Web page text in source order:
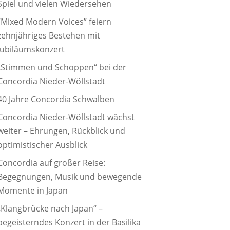
und vielen Wiedersehen
Modern Voices” feiern
Bestehen mit
und Schoppen“ bei der
Nieder-Wöllstadt
Jahre Concordia Schwalben
Nieder-Wöllstadt wächst
– Ehrungen, Rückblick und
Ausblick
auf großer Reise:
Musik und bewegende
in Japan
nach Japan“ –
Konzert in der Basilika